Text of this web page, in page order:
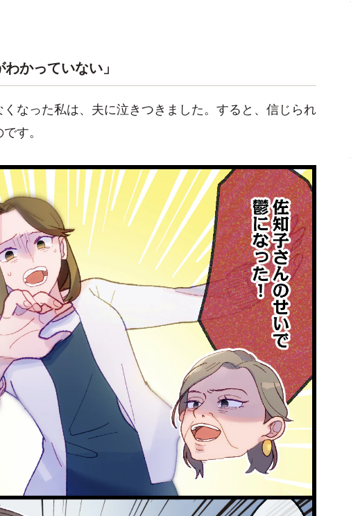
かっていない」
なった私は、夫に泣きつきました。すると、信じられ
す。